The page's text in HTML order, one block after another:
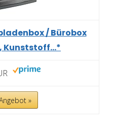
/ Bürobox
Kunststoff...*
»